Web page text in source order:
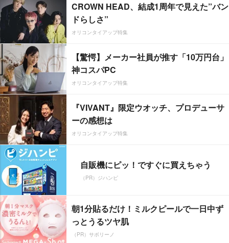
CROWN HEAD、結成1周年で見えた”バン
ドらしさ”
オリコンタイアップ特集
【驚愕】メーカー社員が推す「10万円台」
神コスパPC
オリコンタイアップ特集
『VIVANT』限定ウオッチ、プロデューサ
ーの感想は
オリコンタイアップ特集
自販機にピッ！ですぐに買えちゃう
（PR）ジハンピ
朝1分貼るだけ！ミルクピールで一日中ず
っとうるツヤ肌
（PR）サボリーノ